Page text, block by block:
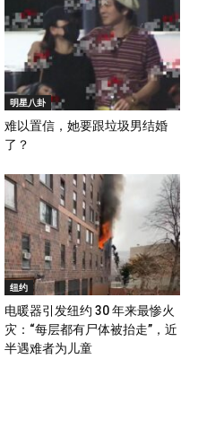
明星八卦
难以置信，她要跟垃圾男结婚
了？
纽约
电暖器引发纽约 30 年来最惨火
灾：“每层都有尸体被抬走”，近
半遇难者为儿童